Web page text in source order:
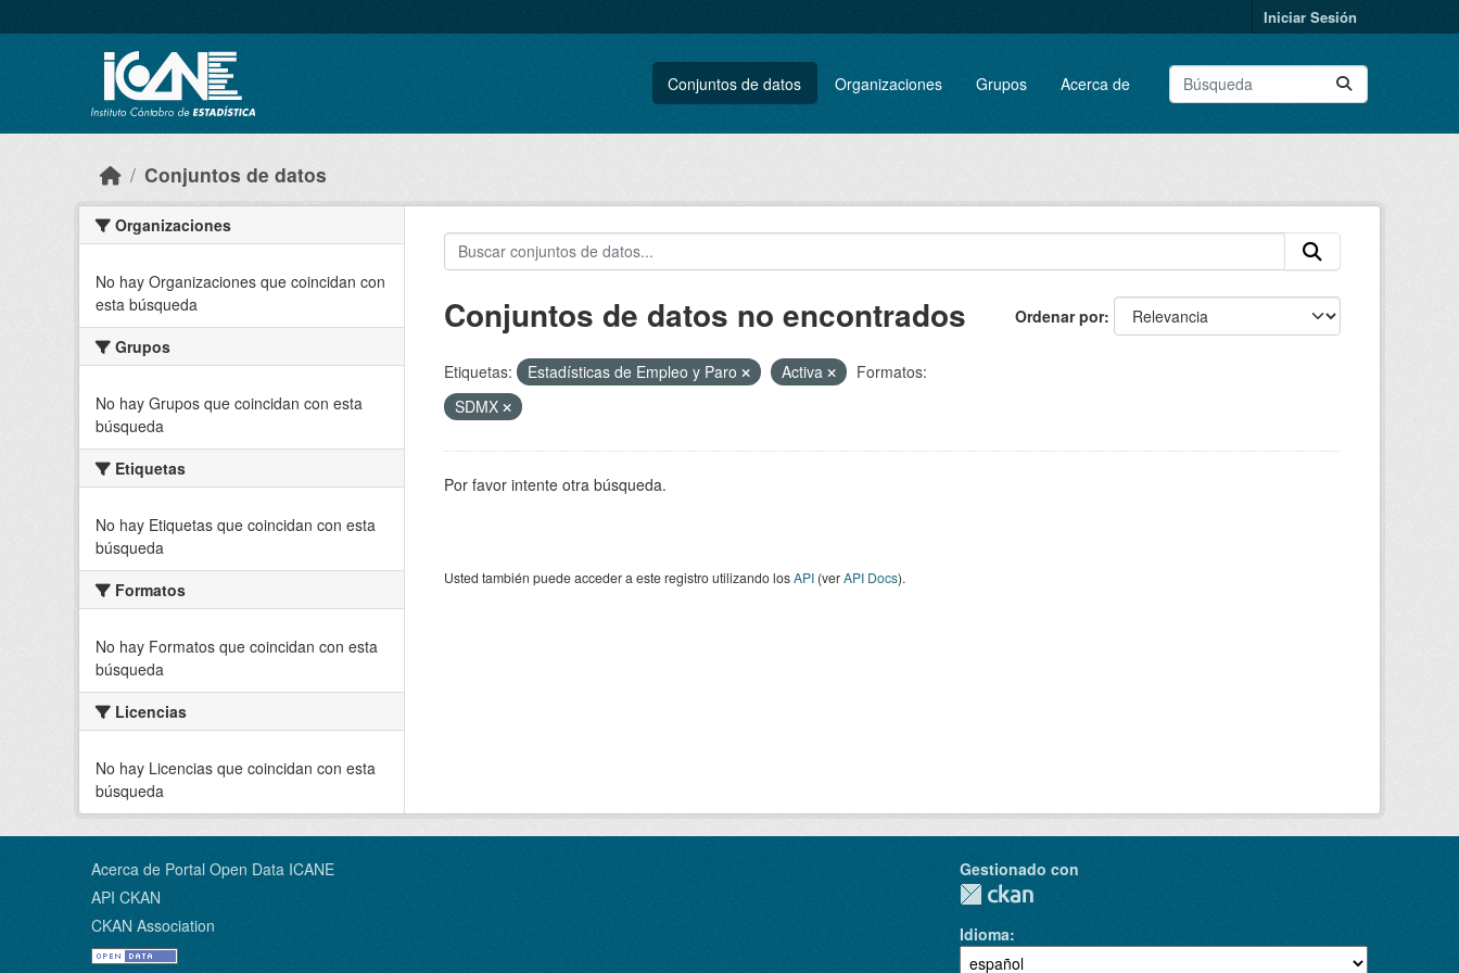
Iniciar Sesión
Conjuntos de datos Organizaciones Grupos Acerca de
Conjuntos de datos
Organizaciones
No hay Organizaciones que coincidan con
esta búsqueda
Grupos
No hay Grupos que coincidan con esta
búsqueda
Etiquetas
No hay Etiquetas que coincidan con esta
búsqueda
Formatos
No hay Formatos que coincidan con esta
búsqueda
Licencias
No hay Licencias que coincidan con esta
búsqueda
Ordenar por
Conjuntos de datos no encontrados
Etiquetas: Estadísticas de Empleo y Paro Activa
Formatos:
SDMX
Por favor intente otra búsqueda.
Usted también puede acceder a este registro utilizando losAPI(verAPI Docs).
Acerca de Portal Open Data ICANE
API CKAN
CKAN Association
Gestionado con
Idioma